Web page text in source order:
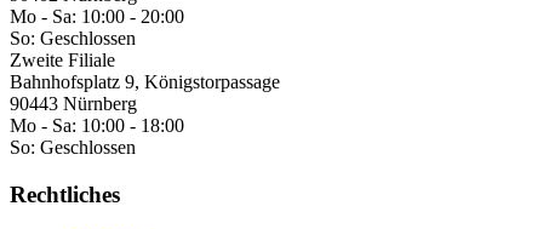
Mo - Sa: 10:00 - 20:00
So: Geschlossen
Zweite Filiale
Bahnhofsplatz 9, Königstorpassage
90443 Nürnberg
Mo - Sa: 10:00 - 18:00
So: Geschlossen
Rechtliches